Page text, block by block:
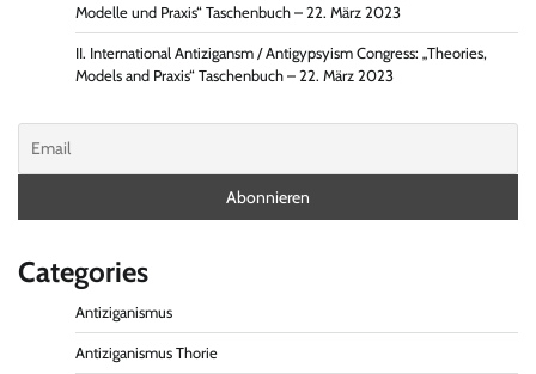
Modelle und Praxis“ Taschenbuch – 22. März 2023
II. International Antizigansm / Antigypsyism Congress: „Theories,
Models and Praxis“ Taschenbuch – 22. März 2023
Categories
Antiziganismus
Antiziganismus Thorie